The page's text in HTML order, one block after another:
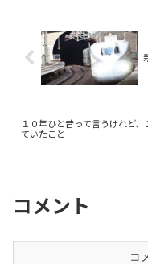
１０年ひと昔って言うけれど
ていたこと
コメント
コ